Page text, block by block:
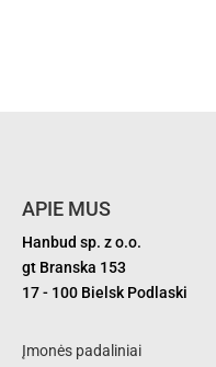
APIE MUS
Hanbud sp. z o.o.
gt Branska 153
17 - 100 Bielsk Podlaski
Įmonės padaliniai